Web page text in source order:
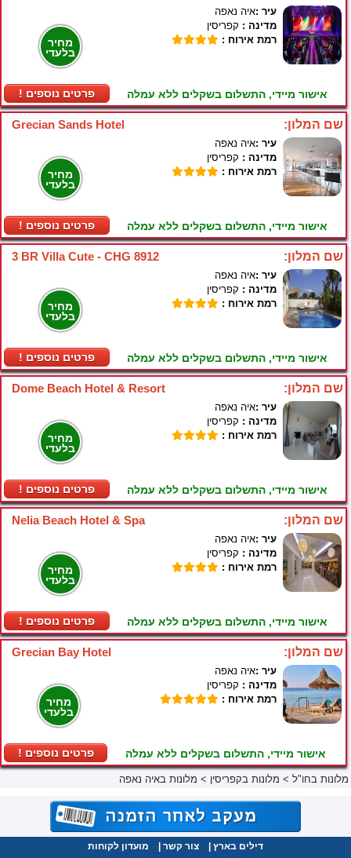
מחיר
בלעדי
! פרטים נוספים
עיר :איה נאפה
מדינה : קפריסין
רמת אירוח :
אישור מיידי, התשלום בשקלים ללא עמלה
Grecian Sands Hotel שם המלון:
מחיר
בלעדי
! פרטים נוספים
עיר :איה נאפה
מדינה : קפריסין
רמת אירוח :
אישור מיידי, התשלום בשקלים ללא עמלה
3 BR Villa Cute - CHG 8912 שם המלון:
מחיר
בלעדי
! פרטים נוספים
עיר :איה נאפה
מדינה : קפריסין
רמת אירוח :
אישור מיידי, התשלום בשקלים ללא עמלה
Dome Beach Hotel & Resort שם המלון:
מחיר
בלעדי
! פרטים נוספים
עיר :איה נאפה
מדינה : קפריסין
רמת אירוח :
אישור מיידי, התשלום בשקלים ללא עמלה
Nelia Beach Hotel & Spa שם המלון:
מחיר
בלעדי
! פרטים נוספים
עיר :איה נאפה
מדינה : קפריסין
רמת אירוח :
אישור מיידי, התשלום בשקלים ללא עמלה
Grecian Bay Hotel שם המלון:
מחיר
בלעדי
! פרטים נוספים
עיר :איה נאפה
מדינה : קפריסין
רמת אירוח :
אישור מיידי, התשלום בשקלים ללא עמלה
מלונות בחו"ל > מלונות בקפריסין > מלונות באיה נאפה
דילים בארץ צור קשר מועדון לקוחות